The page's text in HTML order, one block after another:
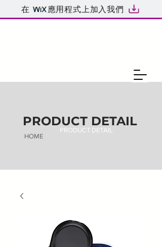
在 應用程式上加入我們
PRODUCT DETAIL
HOME
PRODUCT DETAIL